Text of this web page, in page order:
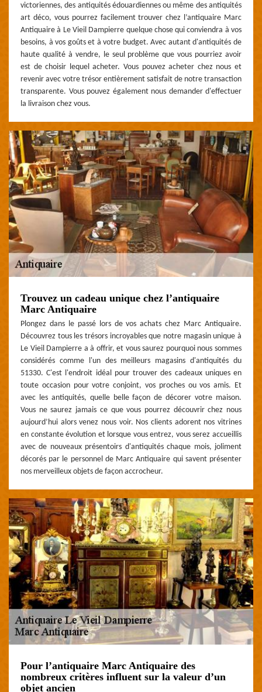
victoriennes, des antiquités édouardiennes ou même des antiquités
art déco, vous pourrez facilement trouver chez l’antiquaire Marc
Antiquaire à Le Vieil Dampierre quelque chose qui conviendra à vos
besoins, à vos goûts et à votre budget. Avec autant d'antiquités de
haute qualité à vendre, le seul problème que vous pourriez avoir
est de choisir lequel acheter. Vous pouvez acheter chez nous et
revenir avec votre trésor entièrement satisfait de notre transaction
transparente. Vous pouvez également nous demander d'effectuer
la livraison chez vous.
Trouvez un cadeau unique chez l’antiquaire
Marc Antiquaire
Plongez dans le passé lors de vos achats chez Marc Antiquaire.
Découvrez tous les trésors incroyables que notre magasin unique à
Le Vieil Dampierre a à offrir, et vous saurez pourquoi nous sommes
considérés comme l'un des meilleurs magasins d'antiquités du
51330. C'est l'endroit idéal pour trouver des cadeaux uniques en
toute occasion pour votre conjoint, vos proches ou vos amis. Et
avec les antiquités, quelle belle façon de décorer votre maison.
Vous ne saurez jamais ce que vous pourrez découvrir chez nous
aujourd’hui alors venez nous voir. Nos clients adorent nos vitrines
en constante évolution et lorsque vous entrez, vous serez accueillis
avec de nouveaux présentoirs d'antiquités chaque mois, joliment
décorés par le personnel de Marc Antiquaire qui savent présenter
nos merveilleux objets de façon accrocheur.
Pour l’antiquaire Marc Antiquaire des
nombreux critères influent sur la valeur d’un
objet ancien